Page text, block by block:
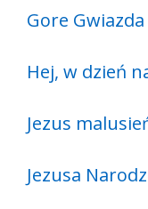
Gore Gwiazda
Hej, w dzień
Jezus
Jezusa